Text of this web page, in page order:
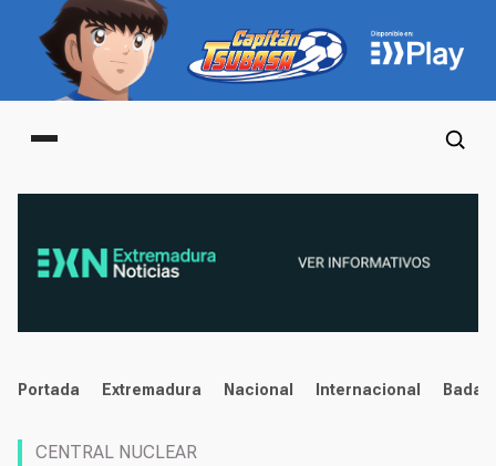
Main menu
noticias
Portada Extremadura Nacional Internacional
CENTRAL NUCLEAR